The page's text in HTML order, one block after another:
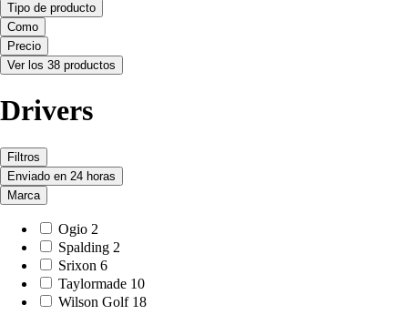
Tipo de producto
Como
Precio
Ver los 38 productos
Drivers
Filtros
Enviado en 24 horas
Marca
Ogio 2
Spalding 2
Srixon 6
Taylormade 10
Wilson Golf 18